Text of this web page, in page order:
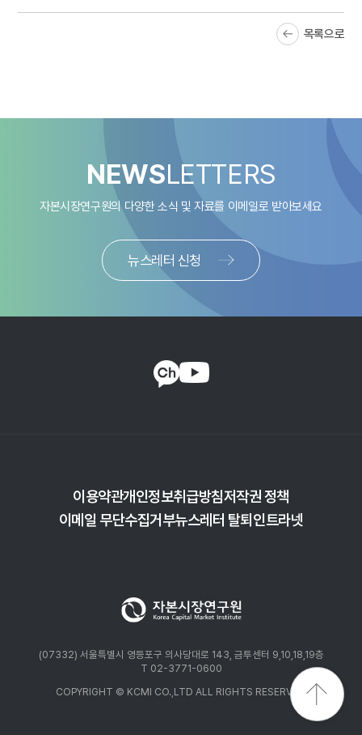
목록으로
NEWSLETTERS
자본시장연구원의 다양한 소식 및 자료를 이메일로 받아보세요
뉴스레터 신청
이용약관개인정보취급방침저작권 정책
이메일 무단수집거부뉴스레터 탈퇴 인트라넷
(07332) 서울특별시 영등포구 의사당대로 143, 금투센터 9,10,18,19층
T 02-3771-0600
COPYRIGHT © KCMI CO.,LTD ALL RIGHTS RESERVED.